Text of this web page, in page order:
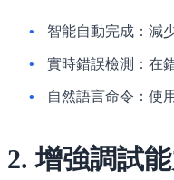
智能自動完成 ：減
實時錯誤檢測 ：在
自然語言命令 ：使
2. 增強調試